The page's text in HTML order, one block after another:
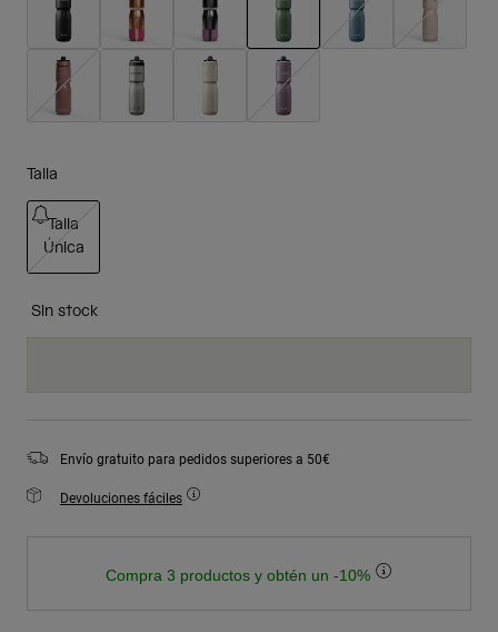
seleccionado
Talla
Talla
Única
Sin stock
Envío gratuito para pedidos superiores a 50€
Devoluciones fáciles
Compra 3 productos y obtén un -10%